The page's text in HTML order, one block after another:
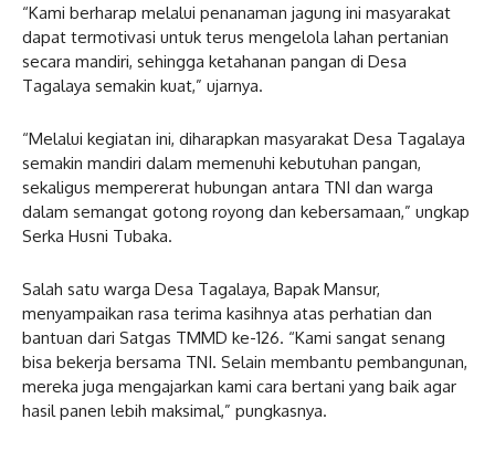
“Kami berharap melalui penanaman jagung ini masyarakat
dapat termotivasi untuk terus mengelola lahan pertanian
secara mandiri, sehingga ketahanan pangan di Desa
Tagalaya semakin kuat,” ujarnya.
“Melalui kegiatan ini, diharapkan masyarakat Desa Tagalaya
semakin mandiri dalam memenuhi kebutuhan pangan,
sekaligus mempererat hubungan antara TNI dan warga
dalam semangat gotong royong dan kebersamaan,” ungkap
Serka Husni Tubaka.
Salah satu warga Desa Tagalaya, Bapak Mansur,
menyampaikan rasa terima kasihnya atas perhatian dan
bantuan dari Satgas TMMD ke-126. “Kami sangat senang
bisa bekerja bersama TNI. Selain membantu pembangunan,
mereka juga mengajarkan kami cara bertani yang baik agar
hasil panen lebih maksimal,” pungkasnya.